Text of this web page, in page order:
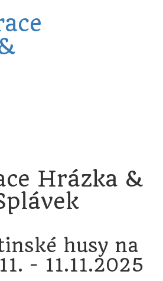
Hrázka &
husy na
- 11.11.2025